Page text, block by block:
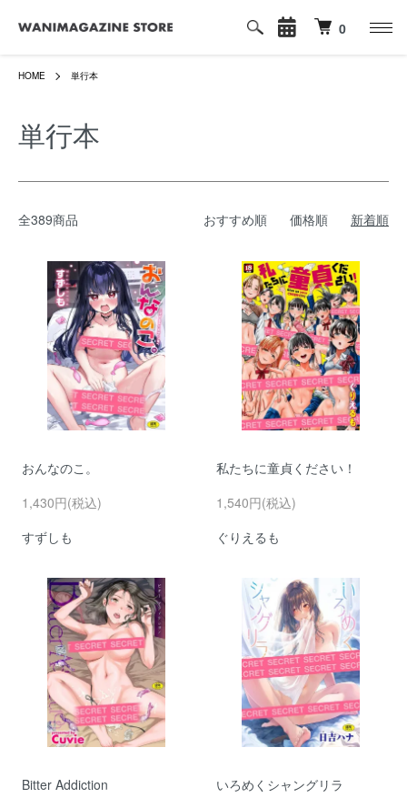
0
HOME 単行本
単行本
全389商品 おすすめ順 価格順 新着順
おんなのこ。
1,430円(税込)
すずしも
私たちに童貞ください！
1,540円(税込)
ぐりえるも
Bitter Addiction
いろめくシャングリラ